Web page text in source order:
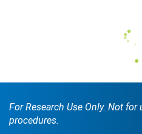
For Research Use Only. Not
procedures.